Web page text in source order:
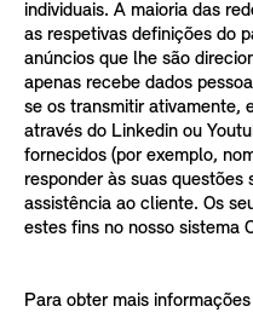
individuais. A maioria das
as respetivas definições do
anúncios que lhe são
apenas recebe dados
se os transmitir ativamente,
através do Linkedin ou
fornecidos (por exemplo,
responder às suas questões
assistência ao cliente. Os
estes fins no nosso sistema
Para obter mais